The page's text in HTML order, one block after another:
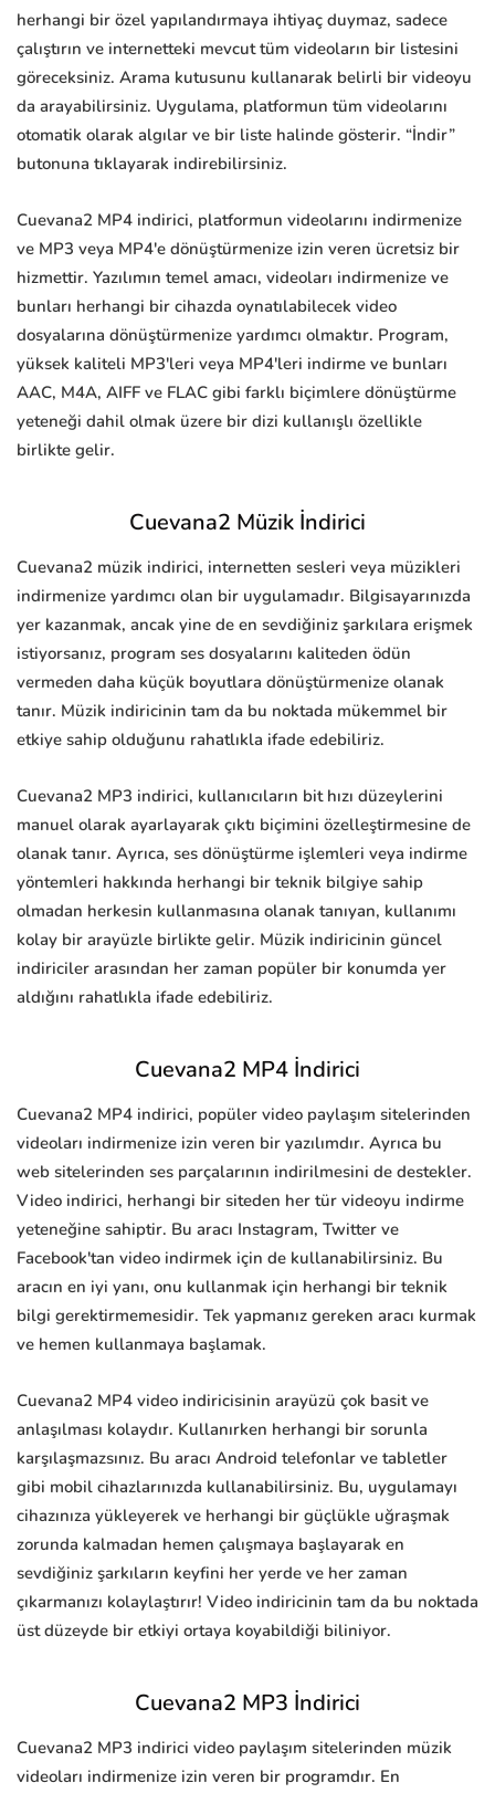
herhangi bir özel yapılandırmaya ihtiyaç duymaz, sadece
çalıştırın ve internetteki mevcut tüm videoların bir listesini
göreceksiniz. Arama kutusunu kullanarak belirli bir videoyu
da arayabilirsiniz. Uygulama, platformun tüm videolarını
otomatik olarak algılar ve bir liste halinde gösterir. “İndir”
butonuna tıklayarak indirebilirsiniz.
Cuevana2 MP4 indirici, platformun videolarını indirmenize
ve MP3 veya MP4'e dönüştürmenize izin veren ücretsiz bir
hizmettir. Yazılımın temel amacı, videoları indirmenize ve
bunları herhangi bir cihazda oynatılabilecek video
dosyalarına dönüştürmenize yardımcı olmaktır. Program,
yüksek kaliteli MP3'leri veya MP4'leri indirme ve bunları
AAC, M4A, AIFF ve FLAC gibi farklı biçimlere dönüştürme
yeteneği dahil olmak üzere bir dizi kullanışlı özellikle
birlikte gelir.
Cuevana2 Müzik İndirici
Cuevana2 müzik indirici, internetten sesleri veya müzikleri
indirmenize yardımcı olan bir uygulamadır. Bilgisayarınızda
yer kazanmak, ancak yine de en sevdiğiniz şarkılara erişmek
istiyorsanız, program ses dosyalarını kaliteden ödün
vermeden daha küçük boyutlara dönüştürmenize olanak
tanır. Müzik indiricinin tam da bu noktada mükemmel bir
etkiye sahip olduğunu rahatlıkla ifade edebiliriz.
Cuevana2 MP3 indirici, kullanıcıların bit hızı düzeylerini
manuel olarak ayarlayarak çıktı biçimini özelleştirmesine de
olanak tanır. Ayrıca, ses dönüştürme işlemleri veya indirme
yöntemleri hakkında herhangi bir teknik bilgiye sahip
olmadan herkesin kullanmasına olanak tanıyan, kullanımı
kolay bir arayüzle birlikte gelir. Müzik indiricinin güncel
indiriciler arasından her zaman popüler bir konumda yer
aldığını rahatlıkla ifade edebiliriz.
Cuevana2 MP4 İndirici
Cuevana2 MP4 indirici, popüler video paylaşım sitelerinden
videoları indirmenize izin veren bir yazılımdır. Ayrıca bu
web sitelerinden ses parçalarının indirilmesini de destekler.
Video indirici, herhangi bir siteden her tür videoyu indirme
yeteneğine sahiptir. Bu aracı Instagram, Twitter ve
Facebook'tan video indirmek için de kullanabilirsiniz. Bu
aracın en iyi yanı, onu kullanmak için herhangi bir teknik
bilgi gerektirmemesidir. Tek yapmanız gereken aracı kurmak
ve hemen kullanmaya başlamak.
Cuevana2 MP4 video indiricisinin arayüzü çok basit ve
anlaşılması kolaydır. Kullanırken herhangi bir sorunla
karşılaşmazsınız. Bu aracı Android telefonlar ve tabletler
gibi mobil cihazlarınızda kullanabilirsiniz. Bu, uygulamayı
cihazınıza yükleyerek ve herhangi bir güçlükle uğraşmak
zorunda kalmadan hemen çalışmaya başlayarak en
sevdiğiniz şarkıların keyfini her yerde ve her zaman
çıkarmanızı kolaylaştırır! Video indiricinin tam da bu noktada
üst düzeyde bir etkiyi ortaya koyabildiği biliniyor.
Cuevana2 MP3 İndirici
Cuevana2 MP3 indirici video paylaşım sitelerinden müzik
videoları indirmenize izin veren bir programdır. En